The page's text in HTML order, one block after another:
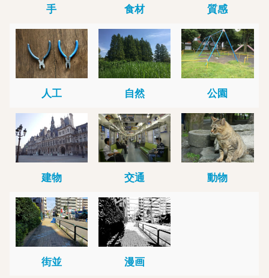
手 食材 質感
人工 自然 公園
建物 交通 動物
街並 漫画